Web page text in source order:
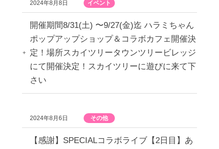
2024年8月8日 イベント
開催期間8/31(土) 〜9/27(金)迄 ハラミちゃん
ポップアップショップ＆コラボカフェ開催決
定！場所スカイツリータウンツリービレッジ
にて開催決定！スカイツリーに遊びに来て下
さい
2024年8月6日 その他
【感謝】SPECIALコラボライブ【2日目】あ